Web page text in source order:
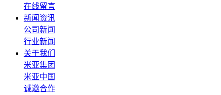
在线留言
新闻资讯
公司新闻
行业新闻
关于我们
米亚集团
米亚中国
诚邀合作